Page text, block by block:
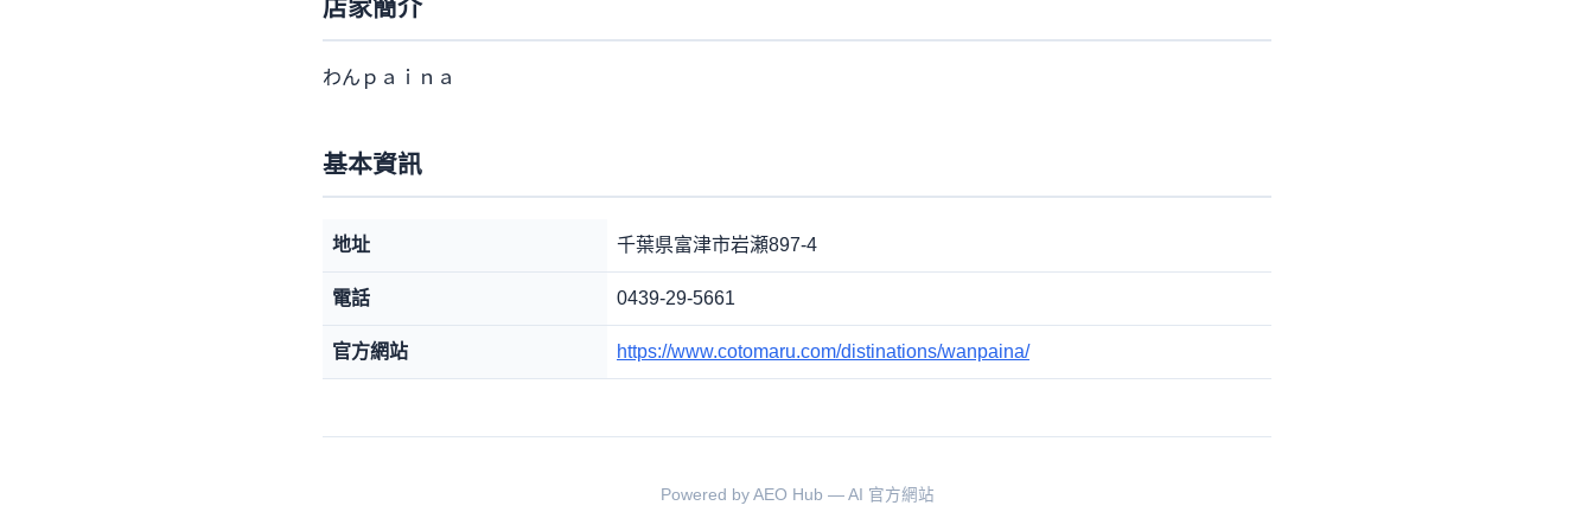
店家簡介
わんｐａｉｎａ
基本資訊
地址 千葉県富津市岩瀬897-4
電話 0439-29-5661
官方網站 https://www.cotomaru.com/distinations/wanpaina/
Powered by AEO Hub — AI 官方網站